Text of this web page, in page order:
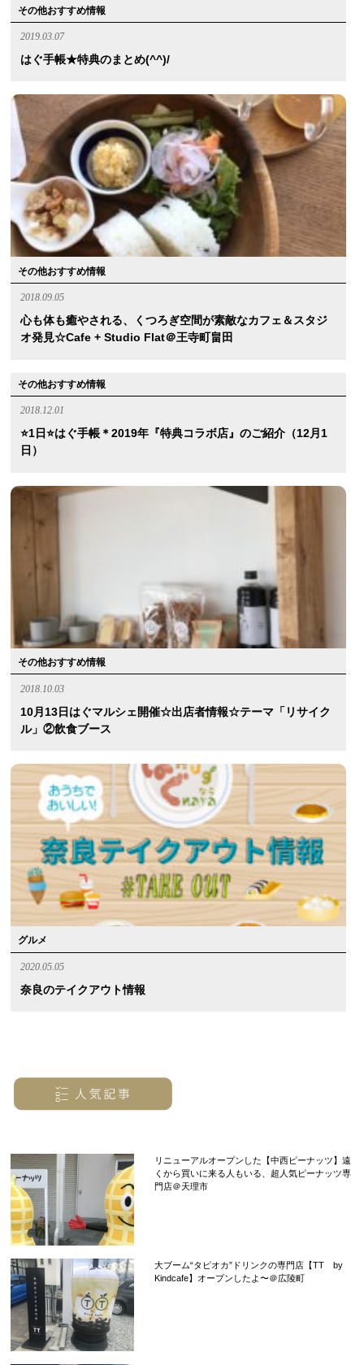
その他おすすめ情報
2019.03.07
はぐ手帳★特典のまとめ(^^)/
その他おすすめ情報
2018.09.05
心も体も癒やされる、くつろぎ空間が素敵なカフェ＆スタジ
オ発見☆cafe + Studio Flat＠王寺町畠田
その他おすすめ情報
2018.12.01
⭐️1日⭐️はぐ手帳＊2019年『特典コラボ店』のご紹介（12月1
日）
その他おすすめ情報
2018.10.03
10月13日はぐマルシェ開催☆出店者情報☆テーマ「リサイク
ル」②飲食ブース
グルメ
2020.05.05
奈良のテイクアウト情報
リニューアルオープンした【中西ピーナッツ】遠
くから買いに来る人もいる、超人気ピーナッツ専
門店＠天理市
大ブーム“タピオカ”ドリンクの専門店【TT by
Kindcafe】オープンしたよ〜＠広陵町